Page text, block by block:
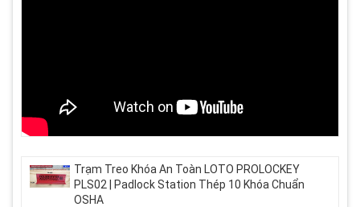
Trạm Treo Khóa An Toàn LOTO PROLOCKEY
PLS02 | Padlock Station Thép 10 Khóa Chuẩn
OSHA